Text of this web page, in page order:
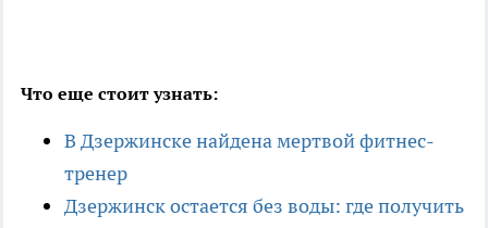
Что еще стоит узнать:
В Дзержинске найдена мертвой фитнес-
тренер
Дзержинск остается без воды: где получить